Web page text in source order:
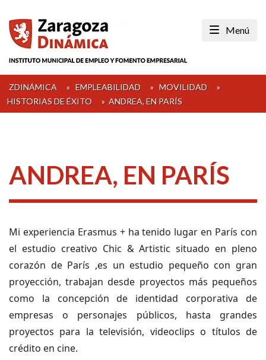
content
Menú
ZDINÁMICA » EMPLEABILIDAD » MOVILIDAD
»
HISTORIAS DE ÉXITO
» ANDREA, EN PARÍS
ANDREA, EN PARÍS
Mi experiencia Erasmus + ha tenido lugar en París con
el estudio creativo Chic & Artistic situado en pleno
corazón de París ,es un estudio pequeño con gran
proyección, trabajan desde proyectos más pequeños
como la concepción de identidad corporativa de
empresas o personajes públicos, hasta grandes
proyectos para la televisión, videoclips o títulos de
crédito en cine.